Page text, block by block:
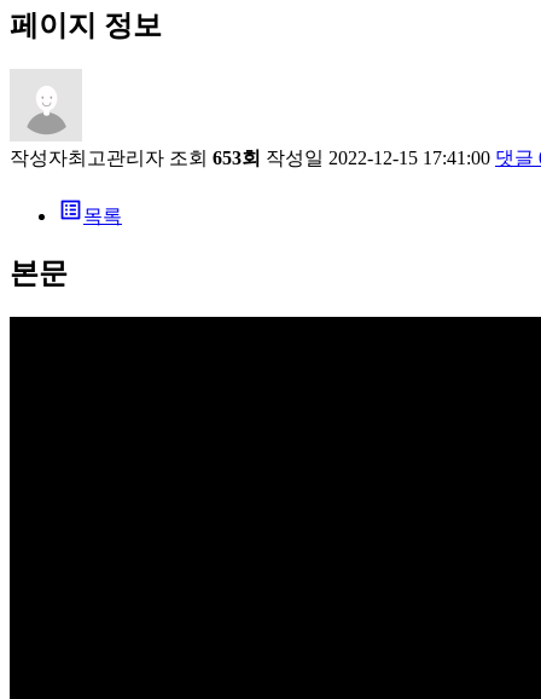
페이지 정보
작성자최고관리자 조회 653회 작성일 2022-12-15 17:41:00 댓글
list_alt 목록
본문